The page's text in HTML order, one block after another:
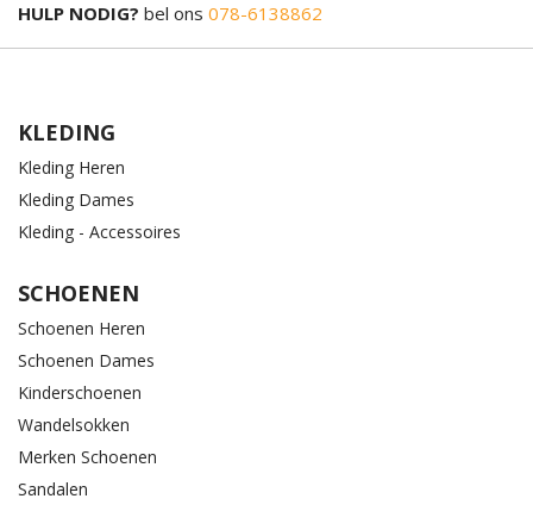
HULP NODIG? bel ons 078-6138862
KLEDING
Kleding Heren
Kleding Dames
Kleding - Accessoires
SCHOENEN
Schoenen Heren
Schoenen Dames
Kinderschoenen
Wandelsokken
Merken Schoenen
Sandalen